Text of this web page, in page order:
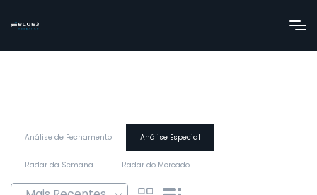
Análise de Fechamento Análise Especial
Radar da Semana Radar do Mercado